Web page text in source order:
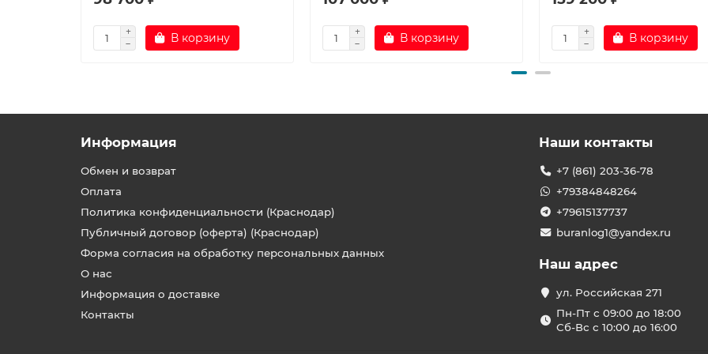
В корзину В корзину В корзину
Информация
Обмен и возврат
Оплата
Политика конфиденциальности (Краснодар)
Публичный договор (оферта) (Краснодар)
Форма согласия на обработку персональных данных
О нас
Информация о доставке
Контакты
Наши контакты
+7 (861) 203-36-78
+79384848264
+79615137737
buranlog1@yandex.ru
Наш адрес
ул. Российская 271
Пн-Пт с 09:00 до 18:00
Сб-Вс с 10:00 до 16:00